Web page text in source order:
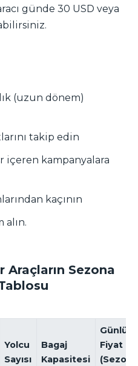
günde 30 USD veya
(uzun dönem)
takip edin
içeren kampanyalara
kaçının
alın.
Araçların Sezona
Yolcu
Sayısı
Bagaj
Kapasitesi
Günlük
Fiyat
(Sezon